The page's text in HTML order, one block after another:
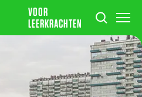
VOOR
LEERKRACHTEN